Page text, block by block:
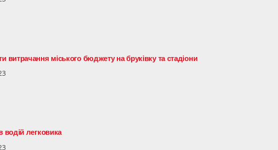
міського бюджету на бруківку та стадіони
легковика